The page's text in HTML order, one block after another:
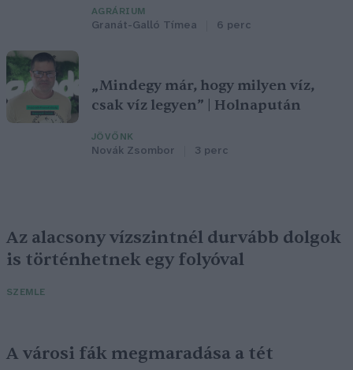
AGRÁRIUM
Granát-Galló Tímea 6 perc
„Mindegy már, hogy milyen víz,
csak víz legyen” | Holnapután
JÖVŐNK
Novák Zsombor 3 perc
Az alacsony vízszintnél durvább dolgok
is történhetnek egy folyóval
SZEMLE
A városi fák megmaradása a tét